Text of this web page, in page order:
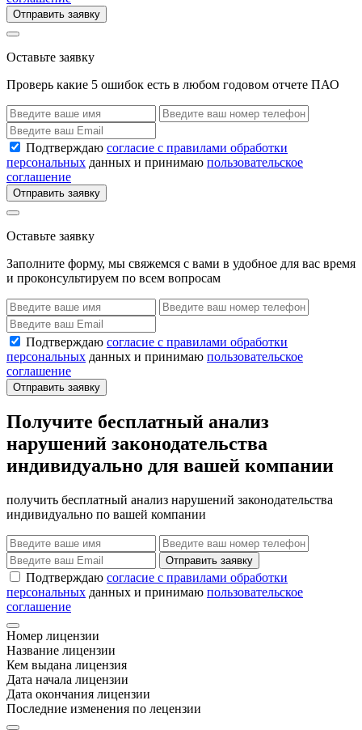
Отправить заявку
Оставьте заявку
Проверь какие 5 ошибок есть в любом годовом отчете ПАО
Подтверждаю согласие с правилами обработки
персональных данных и принимаю пользовательское
соглашение
Отправить заявку
Оставьте заявку
Заполните форму, мы свяжемся с вами в удобное для вас время
и проконсультируем по всем вопросам
Подтверждаю согласие с правилами обработки
персональных данных и принимаю пользовательское
соглашение
Отправить заявку
Получите бесплатный анализ
нарушений законодательства
индивидуально для вашей компании
получить бесплатный анализ нарушений законодательства
индивидуально по вашей компании
Отправить заявку
Подтверждаю согласие с правилами обработки
персональных данных и принимаю пользовательское
соглашение
Номер лицензии
Название лицензии
Кем выдана лицензия
Дата начала лицензии
Дата окончания лицензии
Последние изменения по лецензии